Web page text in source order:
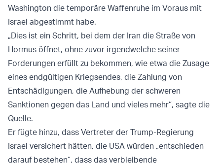
Washington die temporäre Waffenruhe im Voraus mit
Israel abgestimmt habe.
„Dies ist ein Schritt, bei dem der Iran die Straße von
Hormus öffnet, ohne zuvor irgendwelche seiner
Forderungen erfüllt zu bekommen, wie etwa die Zusage
eines endgültigen Kriegsendes, die Zahlung von
Entschädigungen, die Aufhebung der schweren
Sanktionen gegen das Land und vieles mehr“, sagte die
Quelle.
Er fügte hinzu, dass Vertreter der Trump-Regierung
Israel versichert hätten, die USA würden „entschieden
darauf bestehen“, dass das verbleibende